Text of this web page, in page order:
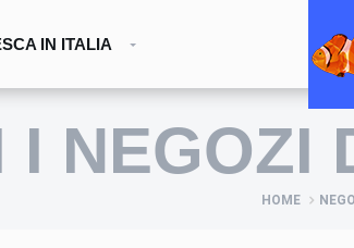
IN ITALIA
I NEGOZI
HOME